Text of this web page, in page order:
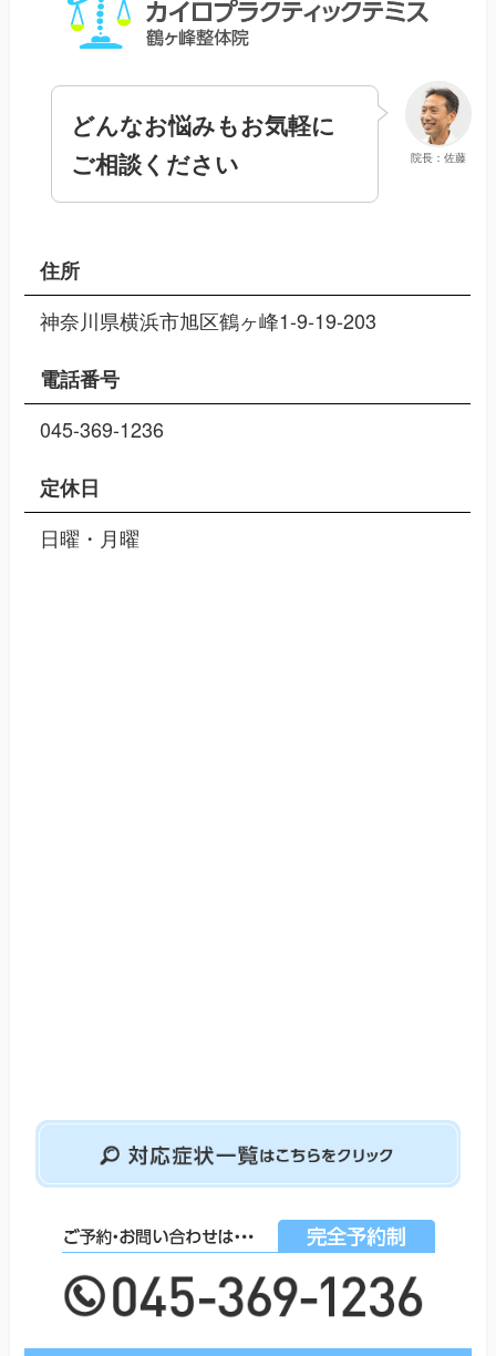
院長：佐藤
どんなお悩みもお気軽に
ご相談ください
住所
神奈川県横浜市旭区鶴ヶ峰1-9-19-203
電話番号
045-369-1236
定休日
日曜・月曜